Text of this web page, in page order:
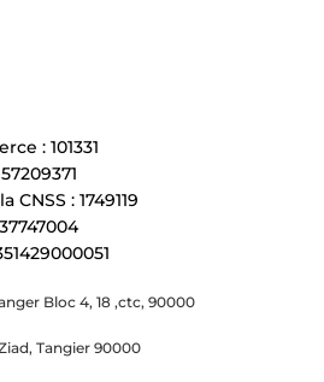
: 101331
: 1749119
Bloc 4, 18 ,ctc, 90000
Tangier 90000